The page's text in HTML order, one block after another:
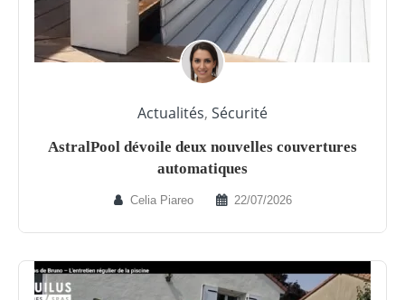
Actualités, Sécurité
AstralPool dévoile deux nouvelles couvertures
automatiques
Celia Piareo 22/07/2026